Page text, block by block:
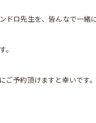
ロ先生を、皆んなで一緒
予約頂けますと幸いです。